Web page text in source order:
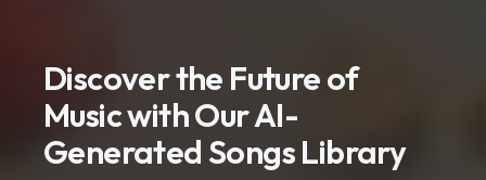
Discover the Future of
Music with Our AI-
Generated Songs Library